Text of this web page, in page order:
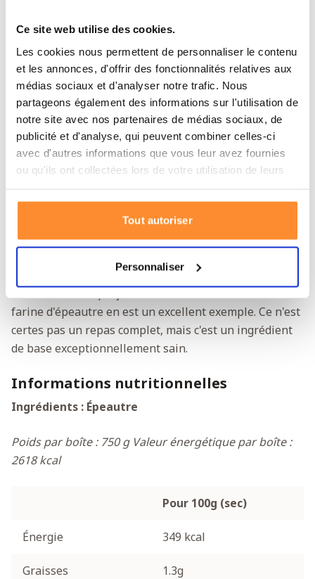
Ce site web utilise des cookies.
Les cookies nous permettent de personnaliser le contenu
et les annonces, d'offrir des fonctionnalités relatives aux
médias sociaux et d'analyser notre trafic. Nous
partageons également des informations sur l'utilisation de
notre site avec nos partenaires de médias sociaux, de
publicité et d'analyse, qui peuvent combiner celles-ci
avec d'autres informations que vous leur avez fournies
ou qu'ils ont collectées lors de votre utilisation de leurs
Tout autoriser
Personnaliser
êtes longtemps dépendant de vos réserves de survie,
vous pouvez continuer à manger du pain frais chaque
jour. Savourez une croûte croustillante et une mie
moelleuse de pain chaud tout juste sorti du four.
Utilisez vos recettes préférées et donnez à chacun le
coup de pouce dont il a besoin. Découvrez également
toutes nos rations de survie de Katadyn.
Une alimentation variée en situation
d'urgence
Manger sainement signifie consommer une grande
variété de nutriments. Trouver le bon équilibre peut
rations de survie. Mangez quelque chose
de différent chaque jour et restez en bonne santé. La
farine d'épeautre en est un excellent exemple. Ce n'est
certes pas un repas complet, mais c'est un ingrédient
de base exceptionnellement sain.
Informations nutritionnelles
Ingrédients : Épeautre
Poids par boîte : 750 gValeur énergétique par boîte :
2618 kcal
Pour 100g (sec)
Énergie 349 kcal
Graisses 1.3g